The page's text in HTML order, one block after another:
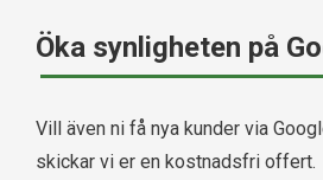
Öka synligheten på
Vill även ni få nya kunder via
skickar vi er en kostnadsfri offert.